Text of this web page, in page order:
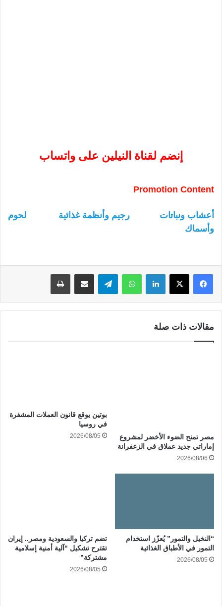
إنضم لقناة النيلين على واتساب
Promotion Content
أعشاب ونباتات رجيم وأنظمة غذائية
لحوم
وأسماك
لينكدإن واتساب
مقالات ذات صلة
مصر تمنح الضوء الأخضر لمشروع
إماراتي جديد عملاق في الزعفرانة
2026/08/06
بوتين يوقع قانون العملات المشفرة
في روسيا
2026/08/05
“النخيل والتمور” يُعزّز استخدام
التمور في الأطباق الغذائية
2026/08/05
تضم تركيا والسعودية ومصر.. إيران
تقترح تشكيل “آلية أمنية إسلامية
مشتركة”
2026/08/05